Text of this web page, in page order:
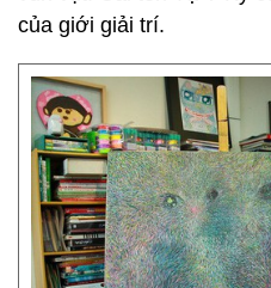
của giới giải trí.